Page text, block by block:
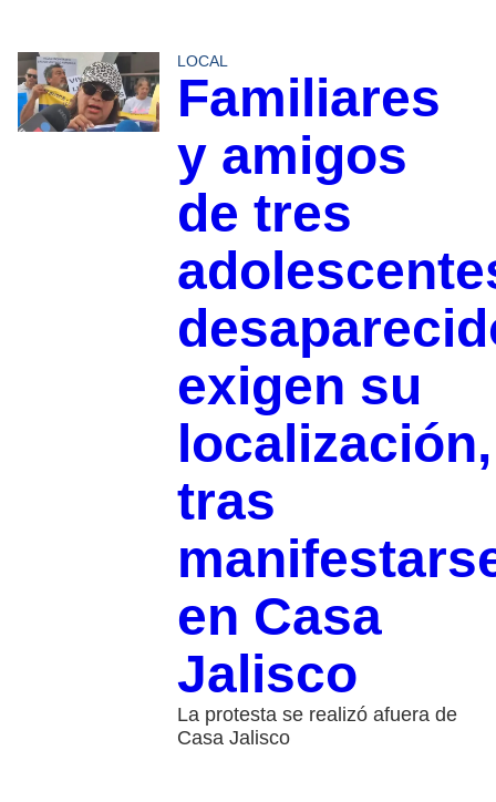
LOCAL
Familiares
y amigos
de tres
exigen su
localización,
tras
en Casa
Jalisco
La protesta se realizó afuera de
Casa Jalisco